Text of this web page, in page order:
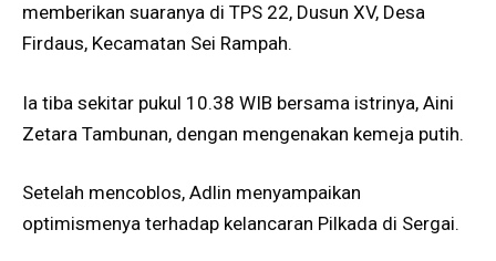
memberikan suaranya di TPS 22, Dusun XV, Desa
Firdaus, Kecamatan Sei Rampah.
Ia tiba sekitar pukul 10.38 WIB bersama istrinya, Aini
Zetara Tambunan, dengan mengenakan kemeja putih.
Setelah mencoblos, Adlin menyampaikan
optimismenya terhadap kelancaran Pilkada di Sergai.